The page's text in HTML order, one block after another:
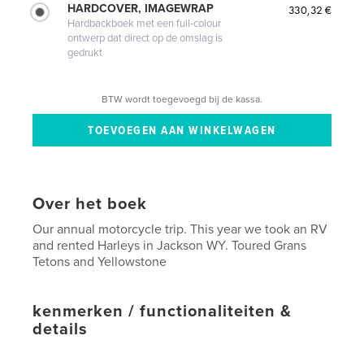
HARDCOVER, IMAGEWRAP
Hardbackboek met een full-colour
ontwerp dat direct op de omslag is
gedrukt
330,32 €
BTW wordt toegevoegd bij de kassa.
Over het boek
Our annual motorcycle trip. This year we took an RV
and rented Harleys in Jackson WY. Toured Grans
Tetons and Yellowstone
kenmerken / functionaliteiten &
details